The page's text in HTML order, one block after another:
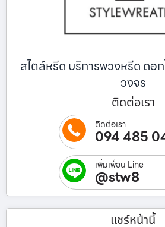
สไตล์หรีด บริการพวงหรีด ดอ
วงจร
ติดต่อเรา
ติดต่อเรา
094 485
เพิ่มเพื่อน Line
@stw8
แชร์หน้านี้